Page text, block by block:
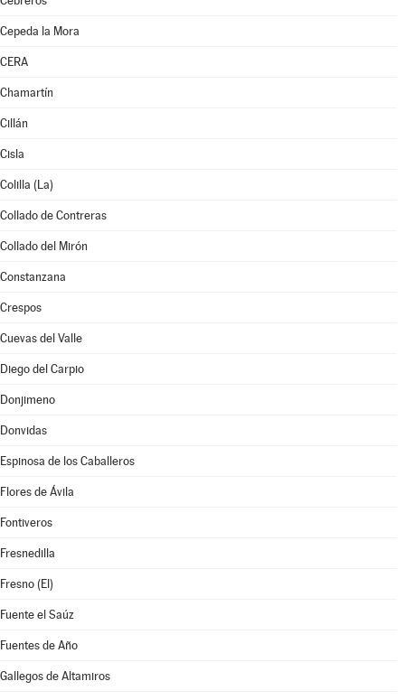
Cepeda la Mora
CERA
Chamartín
Cillán
Cisla
Colilla (La)
Collado de Contreras
Collado del Mirón
Constanzana
Crespos
Cuevas del Valle
Diego del Carpio
Donjimeno
Donvidas
Espinosa de los Caballeros
Flores de Ávila
Fontiveros
Fresnedilla
Fresno (El)
Fuente el Saúz
Fuentes de Año
Gallegos de Altamiros